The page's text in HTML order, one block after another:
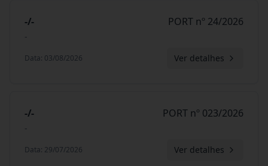
-/-
-
PORT nº 24/2026
Data: 03/08/2026 Ver detalhes
-/-
-
PORT nº 023/2026
Data: 29/07/2026 Ver detalhes